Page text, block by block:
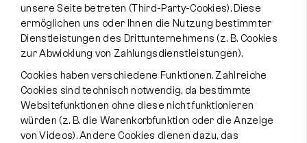
unsere Seite betreten (Third-Party-Cookies). Diese
ermöglichen uns oder Ihnen die Nutzung bestimmter
Dienstleistungen des Drittunternehmens (z. B. Cookies
zur Abwicklung von Zahlungsdienstleistungen).
Cookies haben verschiedene Funktionen. Zahlreiche
Cookies sind technisch notwendig, da bestimmte
Websitefunktionen ohne diese nicht funktionieren
würden (z. B. die Warenkorbfunktion oder die Anzeige
von Videos). Andere Cookies dienen dazu, das